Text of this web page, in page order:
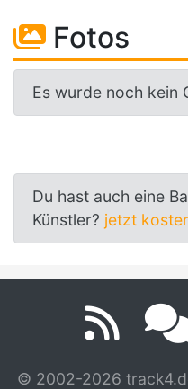
Fotos
Es wurde noch kein
Du hast auch eine
Künstler? jetzt
© 2002-2026